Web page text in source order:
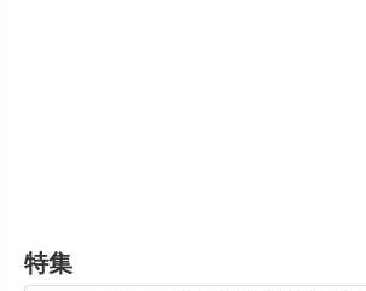
特集